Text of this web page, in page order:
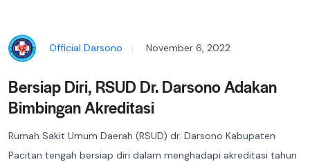
Official Darsono November 6, 2022
Bersiap Diri, RSUD Dr. Darsono Adakan
Bimbingan Akreditasi
Rumah Sakit Umum Daerah (RSUD) dr. Darsono Kabupaten
Pacitan tengah bersiap diri dalam menghadapi akreditasi tahun